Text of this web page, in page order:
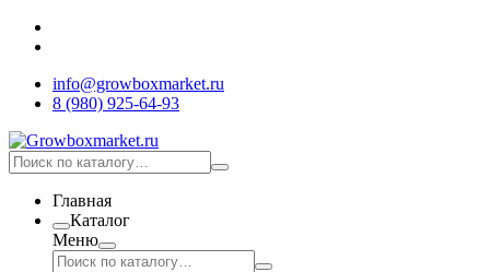
info@growboxmarket.ru
8 (980) 925-64-93
Главная
Каталог
Меню